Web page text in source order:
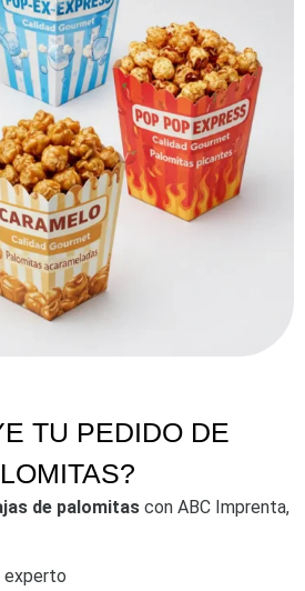
TU PEDIDO DE
de palomitas con ABC Imprenta,
experto